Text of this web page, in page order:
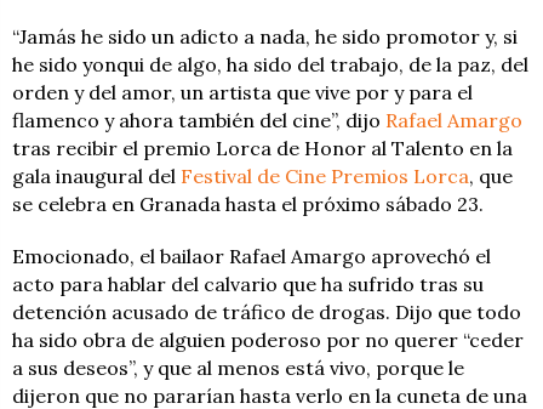
“Jamás he sido un adicto a nada, he sido promotor y, si
he sido yonqui de algo, ha sido del trabajo, de la paz, del
orden y del amor, un artista que vive por y para el
flamenco y ahora también del cine”, dijo Rafael Amargo
tras recibir el premio Lorca de Honor al Talento en la
gala inaugural del Festival de Cine Premios Lorca, que
se celebra en Granada hasta el próximo sábado 23.
Emocionado, el bailaor Rafael Amargo aprovechó el
acto para hablar del calvario que ha sufrido tras su
detención acusado de tráfico de drogas. Dijo que todo
ha sido obra de alguien poderoso por no querer “ceder
a sus deseos”, y que al menos está vivo, porque le
dijeron que no pararían hasta verlo en la cuneta de una